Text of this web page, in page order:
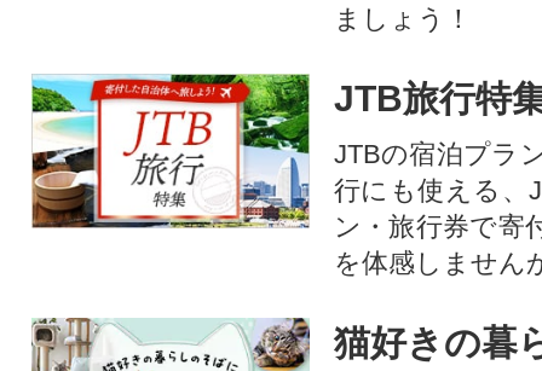
ましょう！
JTB旅行特
JTBの宿泊プラ
行にも使える、
ン・旅行券で寄
を体感しません
猫好きの暮